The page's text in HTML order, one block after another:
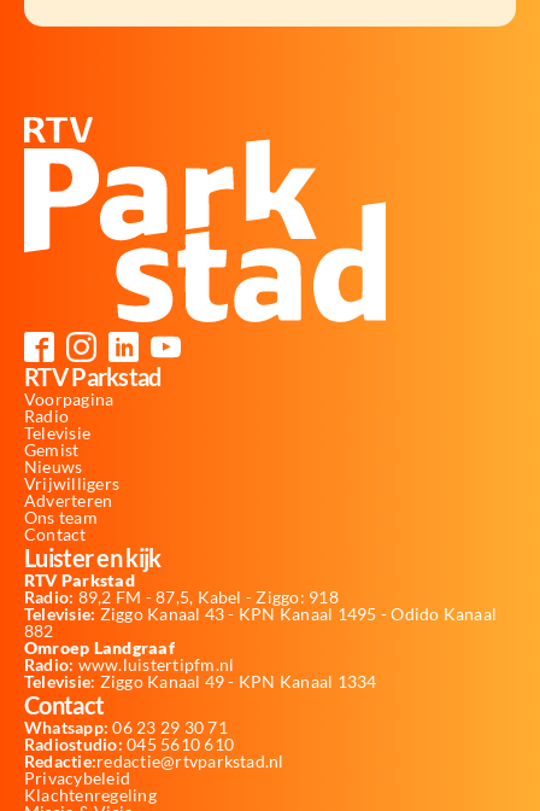
RTV Parkstad
Voorpagina
Radio
Televisie
Gemist
Nieuws
Vrijwilligers
Adverteren
Ons team
Contact
Luister en kijk
RTV Parkstad
Radio: 89,2 FM - 87,5, Kabel - Ziggo: 918
Televisie: Ziggo Kanaal 43 - KPN Kanaal 1495 - Odido Kanaal
882
Omroep Landgraaf
Radio: www.luistertipfm.nl
Televisie: Ziggo Kanaal 49 - KPN Kanaal 1334
Contact
Whatsapp: 06 23 29 30 71
Radiostudio: 045 5610 610
Redactie:redactie@rtvparkstad.nl
Privacybeleid
Klachtenregeling